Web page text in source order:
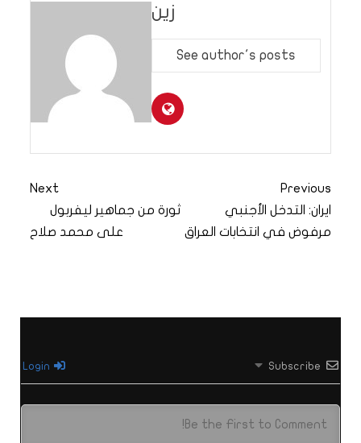
زين
See author's posts
Previous
ايران: التدخل الأجنبي
مرفوض في انتخابات العراق
Next
ثورة من جماهير ليفربول
على محمد صلاح
Subscribe